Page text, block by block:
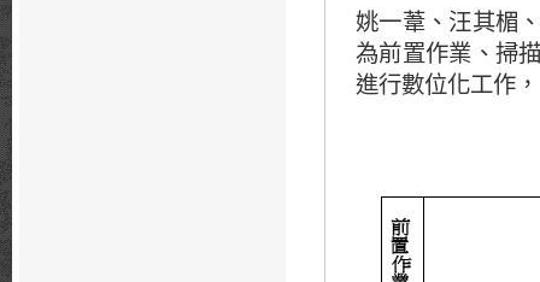
姚一葦、汪其楣
為前置作業、掃
進行數位化工作